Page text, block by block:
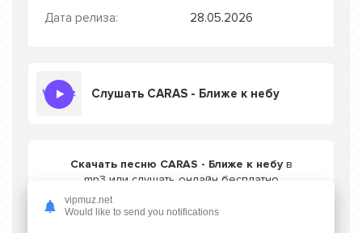
Дата релиза:
28.05.2026
Слушать CARAS - Ближе к небу
Скачать песню CARAS - Ближе к небув
mp3 или слушать онлайн бесплатно
vipmuz.net
Would like to send you notifications